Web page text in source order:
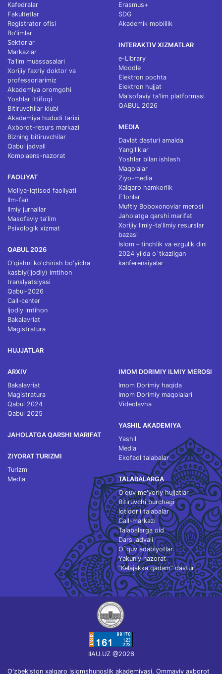
Kafedralar
Fakultetlar
Registrator ofisi
Bo‘limlar
Sektorlar
Markazlar
Ta'lim muassasalari
Xorijiy faxriy doktor va
professorlarimiz
Akademiya oromgohi
Yoshlar ittifoqi
Bitiruvchilar klubi
Akademiya hududi tarixi
Axborot-resurs markazi
Bizning bitiruvchilar
Qabul jadvali
Komplaens-nazorat
FAOLIYAT
Moliya-iqtisod faoliyati
Ilm-fan
Ilmiy jurnallar
Masofaviy ta'lim
Psixologik xizmat
QABUL 2026
O'qishni ko'chirish bo'yicha
kasbiy(ijodiy) imtihon
translyatsiyasi
Qabul-2026
Call-center
Ijodiy imtihon
Bakalavriat
Magistratura
HUJJATLAR
Erasmus+
SDG
Akademik mobillik
INTERAKTIV XIZMATLAR
e-Library
Moodle
Elektron pochta
Elektron hujjat
Ma'sofaviy ta'lim platformasi
QABUL 2026
MEDIA
Davlat dasturi amalda
Yangiliklar
Yoshlar bilan ishlash
Maqolalar
Ziyo-media
Xalqaro hamkorlik
E'lonlar
Muftiy Boboxonovlar merosi
Jaholatga qarshi marifat
Xorijiy Ilmiy-ta'limiy resurslar
bazasi
Islom – tinchlik va ezgulik dini
2024 yilda o`tkazilgan
kanferensiyalar
ARXIV
Bakalavriat
Magistratura
Qabul 2024
Qabul 2025
JAHOLATGA QARSHI MARIFAT
ZIYORAT TURIZMI
Turizm
Media
IMOM DORIMIY ILMIY MEROSI
Imom Dorimiy haqida
Imom Dorimiy maqolalari
Videolavha
YASHIL AKADEMIYA
Yashil
Media
Ekofaol talabalar
TALABALARGA
O‘quv me'yoriy hujjatlar
Bitiruvchi burchagi
Iqtidorli talabalar
Call-markazi
Talabalarga oid
Dars jadvali
O`quv adabiyotlar
Yakuniy nazorat
“Kelajakka qadam” dasturi
IIAU.UZ @2026
Oʻzbekiston xalqaro islomshunoslik akademiyasi. Ommaviy axborot